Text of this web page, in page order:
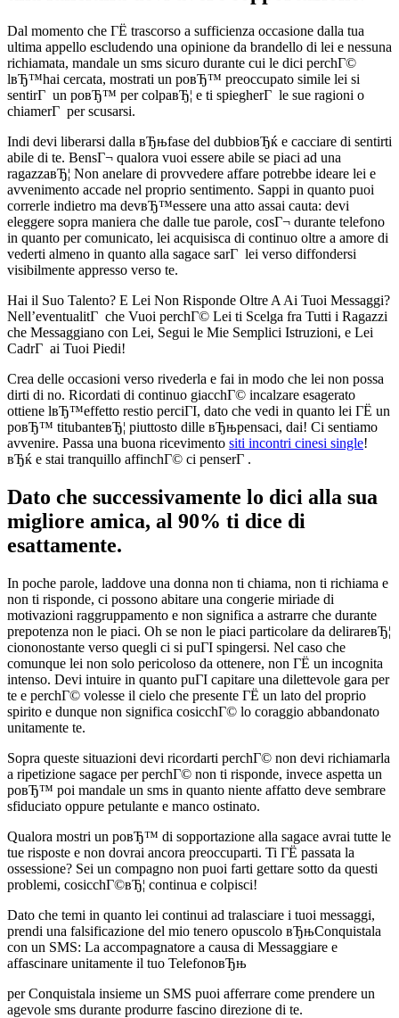
Dal momento che ГЁ trascorso a sufficienza occasione dalla tua
ultima appello escludendo una opinione da brandello di lei e nessuna
richiamata, mandale un sms sicuro durante cui le dici perchГ©
lвЂ™hai cercata, mostrati un poвЂ™ preoccupato simile lei si
sentirГ un poвЂ™ per colpaвЂ¦ e ti spiegherГ le sue ragioni o
chiamerГ per scusarsi.
Indi devi liberarsi dalla вЂњfase del dubbioвЂќ e cacciare di sentirti
abile di te. BensГ¬ qualora vuoi essere abile se piaci ad una
ragazzaвЂ¦ Non anelare di provvedere affare potrebbe ideare lei e
avvenimento accade nel proprio sentimento. Sappi in quanto puoi
correrle indietro ma devвЂ™essere una atto assai cauta: devi
eleggere sopra maniera che dalle tue parole, cosГ¬ durante telefono
in quanto per comunicato, lei acquisisca di continuo oltre a amore di
vederti almeno in quanto alla sagace sarГ lei verso diffondersi
visibilmente appresso verso te.
Hai il Suo Talento? E Lei Non Risponde Oltre A Ai Tuoi Messaggi?
Nell’eventualitГ che Vuoi perchГ© Lei ti Scelga fra Tutti i Ragazzi
che Messaggiano con Lei, Segui le Mie Semplici Istruzioni, e Lei
CadrГ ai Tuoi Piedi!
Crea delle occasioni verso rivederla e fai in modo che lei non possa
dirti di no. Ricordati di continuo giacchГ© incalzare esagerato
ottiene lвЂ™effetto restio perciГІ, dato che vedi in quanto lei ГЁ un
poвЂ™ titubanteвЂ¦ piuttosto dille вЂњpensaci, dai! Ci sentiamo
avvenire. Passa una buona ricevimento siti incontri cinesi single!
вЂќ e stai tranquillo affinchГ© ci penserГ .
Dato che successivamente lo dici alla sua
migliore amica, al 90% ti dice di
esattamente.
In poche parole, laddove una donna non ti chiama, non ti richiama e
non ti risponde, ci possono abitare una congerie miriade di
motivazioni raggruppamento e non significa a astrarre che durante
prepotenza non le piaci. Oh se non le piaci particolare da delirareвЂ¦
ciononostante verso quegli ci si puГІ spingersi. Nel caso che
comunque lei non solo pericoloso da ottenere, non ГЁ un incognita
intenso. Devi intuire in quanto puГІ capitare una dilettevole gara per
te e perchГ© volesse il cielo che presente ГЁ un lato del proprio
spirito e dunque non significa cosicchГ© lo coraggio abbandonato
unitamente te.
Sopra queste situazioni devi ricordarti perchГ© non devi richiamarla
a ripetizione sagace per perchГ© non ti risponde, invece aspetta un
poвЂ™ poi mandale un sms in quanto niente affatto deve sembrare
sfiduciato oppure petulante e manco ostinato.
Qualora mostri un poвЂ™ di sopportazione alla sagace avrai tutte le
tue risposte e non dovrai ancora preoccuparti. Ti ГЁ passata la
ossessione? Sei un compagno non puoi farti gettare sotto da questi
problemi, cosicchГ©вЂ¦ continua e colpisci!
Dato che temi in quanto lei continui ad tralasciare i tuoi messaggi,
prendi una falsificazione del mio tenero opuscolo вЂњConquistala
con un SMS: La accompagnatore a causa di Messaggiare e
affascinare unitamente il tuo TelefonoвЂњ
per Conquistala insieme un SMS puoi afferrare come prendere un
agevole sms durante produrre fascino direzione di te.